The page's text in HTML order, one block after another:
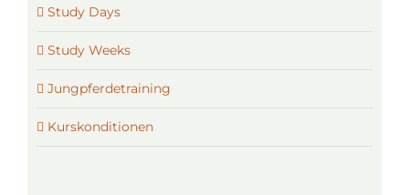
Study Days
Study Weeks
Jungpferdetraining
Kurskonditionen